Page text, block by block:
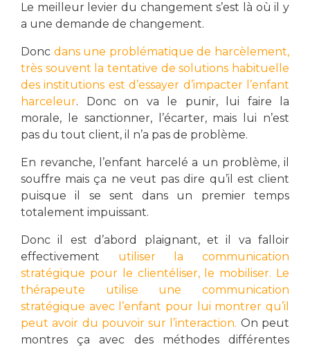
Le meilleur levier du changement s’est là où il y
a une demande de changement.
Donc dans une problématique de harcèlement,
très souvent la tentative de solutions habituelle
des institutions est d’essayer d’impacter l’enfant
harceleur. Donc on va le punir, lui faire la
morale, le sanctionner, l’écarter, mais lui n’est
pas du tout client, il n’a pas de problème.
En revanche, l’enfant harcelé a un problème, il
souffre mais ça ne veut pas dire qu’il est client
puisque il se sent dans un premier temps
totalement impuissant.
Donc il est d’abord plaignant, et il va falloir
effectivement utiliser la communication
stratégique pour le clientéliser, le mobiliser. Le
thérapeute utilise une communication
stratégique avec l’enfant pour lui montrer qu’il
peut avoir du pouvoir sur l’interaction. On peut
montres ça avec des méthodes différentes